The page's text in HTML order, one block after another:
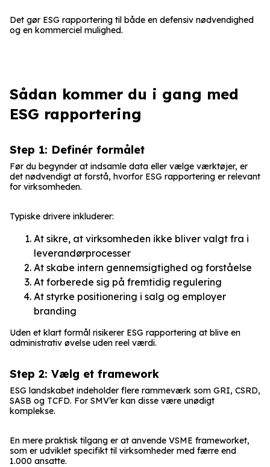
Det gør ESG rapportering til både en defensiv nødvendighed
og en kommerciel mulighed.
Sådan kommer du i gang med
ESG rapportering
Step 1: Definér formålet
Før du begynder at indsamle data eller vælge værktøjer, er
det nødvendigt at forstå, hvorfor ESG rapportering er relevant
for virksomheden.
Typiske drivere inkluderer:
At sikre, at virksomheden ikke bliver valgt fra i
leverandørprocesser
At skabe intern gennemsigtighed og forståelse
At forberede sig på fremtidig regulering
At styrke positionering i salg og employer
branding
Uden et klart formål risikerer ESG rapportering at blive en
administrativ øvelse uden reel værdi.
Step 2: Vælg et framework
ESG landskabet indeholder flere rammeværk som GRI, CSRD,
SASB og TCFD. For SMV’er kan disse være unødigt
komplekse.
En mere praktisk tilgang er at anvende VSME frameworket,
som er udviklet specifikt til virksomheder med færre end
1.000 ansatte.